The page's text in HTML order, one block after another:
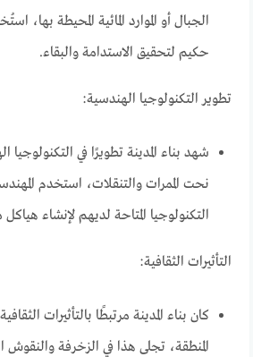
الجبال أو الموارد المائية المحيطة بها،
حكيم لتحقيق الاستدامة والبقاء.
تطوير التكنولوجيا الهندسية:
شهد بناء المدينة تطويرًا في التكنولوجيا
نحت الممرات والتنقلات، استخدم
التكنولوجيا المتاحة لديهم لإنشاء
التأثيرات الثقافية:
كان بناء المدينة مرتبطًا بالتأثيرات
المنطقة، تجلى هذا في الزخرفة والنقوش